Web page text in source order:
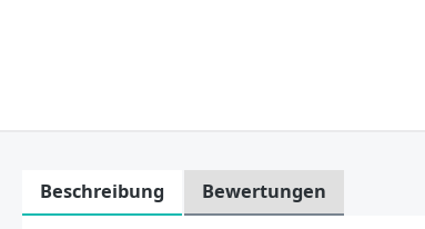
Beschreibung Bewertungen